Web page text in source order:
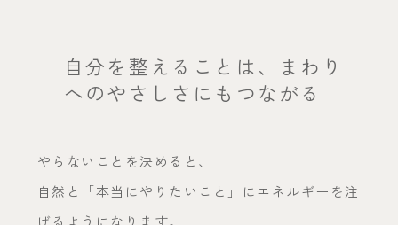
自分を整えることは、まわり
へのやさしさにもつながる
やらないことを決めると、
自然と「本当にやりたいこと」にエネルギーを注